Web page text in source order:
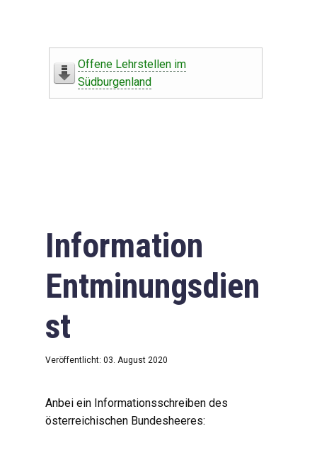
Offene Lehrstellen im
Südburgenland
Information
Entminungsdien
st
Veröffentlicht: 03. August 2020
Anbei ein Informationsschreiben des
österreichischen Bundesheeres: